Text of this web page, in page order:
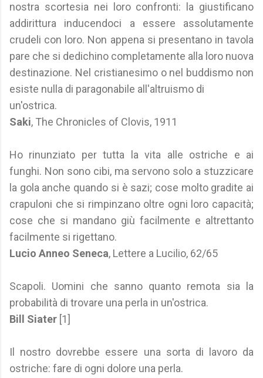
nostra scortesia nei loro confronti: la giustificano
addirittura inducendoci a essere assolutamente
crudeli con loro. Non appena si presentano in tavola
pare che si dedichino completamente alla loro nuova
destinazione. Nel cristianesimo o nel buddismo non
esiste nulla di paragonabile all'altruismo di
un'ostrica.
Saki, The Chronicles of Clovis, 1911
Ho rinunziato per tutta la vita alle ostriche e ai
funghi. Non sono cibi, ma servono solo a stuzzicare
la gola anche quando si è sazi; cose molto gradite ai
crapuloni che si rimpinzano oltre ogni loro capacità;
cose che si mandano giù facilmente e altrettanto
facilmente si rigettano.
Lucio Anneo Seneca, Lettere a Lucilio, 62/65
Scapoli. Uomini che sanno quanto remota sia la
probabilità di trovare una perla in un'ostrica.
Bill Siater [1]
Il nostro dovrebbe essere una sorta di lavoro da
ostriche: fare di ogni dolore una perla.